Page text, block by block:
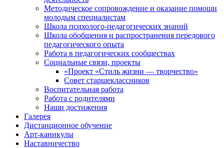
Методическое сопровождение и оказание помощи
молодым специалистам
Школа психолого-педагогических знаний
Школа обобщения и распространения передового
педагогического опыта
Работа в педагогических сообществах
Социальные связи, проекты
«Проект «Стиль жизни — творчество»
Совет старшеклассников
Воспитательная работа
Работа с родителями
Наши достижения
Галерея
Дистанционное обучение
Арт-каникулы
Наставничество